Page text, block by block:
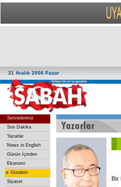
31 Aralık 2006 Pazar
Servislerimiz
Son Dakika
Yazarlar
News in English
Günün İçinden
Ekonomi
» Gündem
Siyaset
Biz